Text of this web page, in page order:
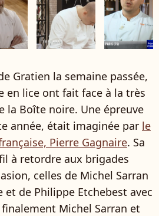
Gratien la semaine passée,
en lice ont fait face à la très
la Boîte noire. Une épreuve
année, était imaginée par le
Pierre Gagnaire. Sa
à retordre aux brigades
celles de Michel Sarran
et de Philippe Etchebest avec
Michel Sarran et